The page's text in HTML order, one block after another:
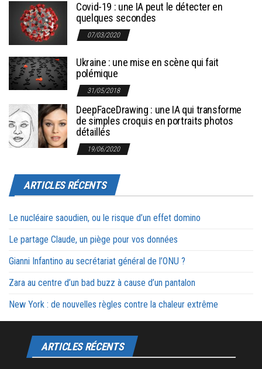
Covid-19 : une IA peut le détecter en
quelques secondes
07/03/2020
Ukraine : une mise en scène qui fait
polémique
31/05/2018
DeepFaceDrawing : une IA qui transforme
de simples croquis en portraits photos
détaillés
19/06/2020
ARTICLES RÉCENTS
Le nucléaire saoudien, ou le risque d’un effet domino
Le partage Claude, un piège pour vos données
Gianni Infantino au secrétariat général de l’ONU ?
Zara au centre d’un bad buzz à cause d’un pantalon
New York : de nouvelles règles contre la chaleur extrême
ARTICLES RÉCENTS